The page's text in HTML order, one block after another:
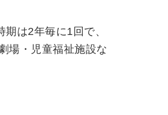
は2年毎に1回で、
場・児童福祉施設な